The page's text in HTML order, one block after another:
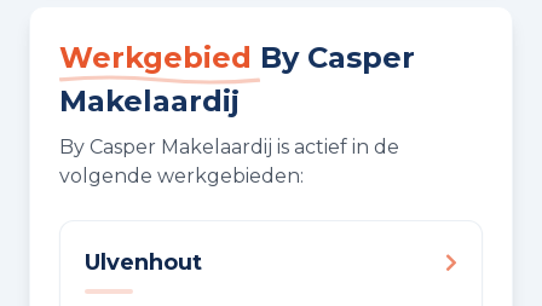
Werkgebied By Casper
Makelaardij
By Casper Makelaardij is actief in de
volgende werkgebieden:
Ulvenhout